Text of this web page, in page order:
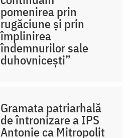
pomenirea prin
rugăciune și prin
împlinirea
îndemnurilor sale
duhovnicești”
Gramata patriarhală
de întronizare a IPS
Antonie ca Mitropolit